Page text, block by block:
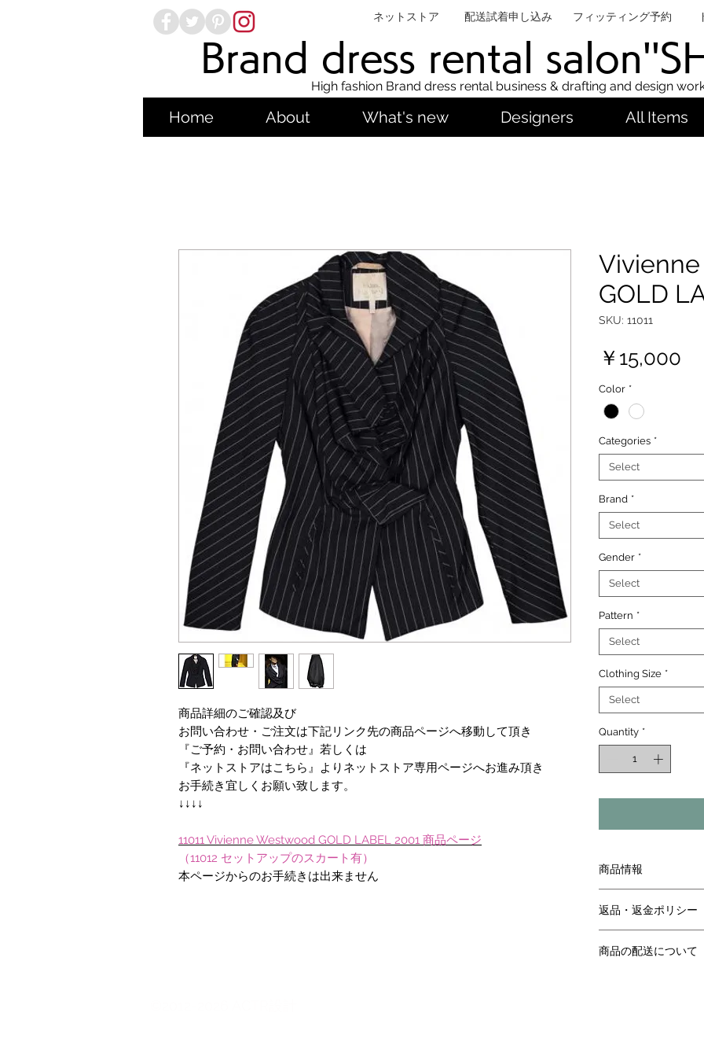
ネットストア 配送試着申し込み フィッティング予約
Brand dress rental
High fashion Brand dress rental business & drafting and design
Home About What's new Designers All Items
商品詳細のご確認及び
お問い合わせ・ご注文は下記リンク先の商品ページへ移動して頂き
『ご予約・お問い合わせ』若しくは
『ネットストアはこちら』よりネットストア専用ページへお進み頂き
お手続き宜しくお願い致します。
↓↓↓↓
11011 Vivienne Westwood GOLD LABEL 2001 商品ページ
（11012 セットアップのスカート有）
本ページからのお手続きは出来ません
GOLD
SKU: 11011
￥15,000
Color *
Categories *
Select
Brand *
Select
Gender *
Select
Pattern *
Select
Clothing Size *
Select
Quantity *
商品情報
返品・返金ポリシー
商品の配送について